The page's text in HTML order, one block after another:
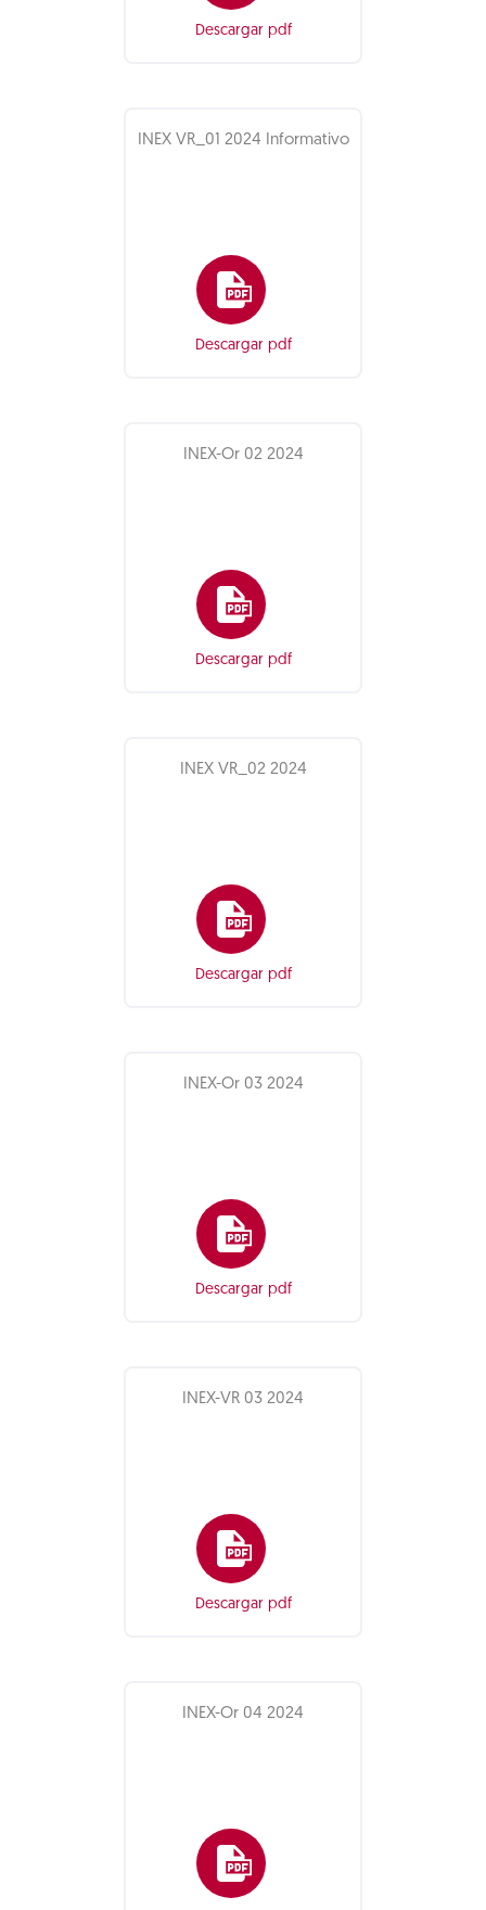
Descargar pdf
INEX VR_01 2024 Informativo
Descargar pdf
INEX-Or 02 2024
Descargar pdf
INEX VR_02 2024
Descargar pdf
INEX-Or 03 2024
Descargar pdf
INEX-VR 03 2024
Descargar pdf
INEX-Or 04 2024